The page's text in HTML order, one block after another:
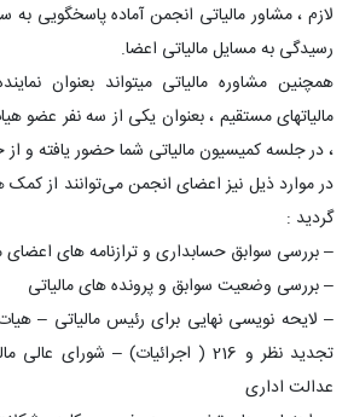
لازم ، مشاور مالیاتی انجمن آماده پاسخگویی
رسیدگی به مسایل مالیاتی اعضا.
مالیاتهای مستقیم ، بعنوان یکی از سه نفر عضو
، در جلسه کمیسیون مالیاتی شما حضور یافته و
در موارد ذیل نیز اعضای انجمن می‌توانند از کمک
گردید :
– بررسی سوابق حسابداری و ترازنامه های
– بررسی وضعیت سوابق و پرونده های مالیاتی
– لایحه نویسی نهایی برای رئیس مالیاتی –
عدالت اداری